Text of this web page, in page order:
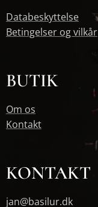
Databeskyttelse
Betingelser og vilkår
BUTIK
Om os
Kontakt
KONTAKT
jan@basilur.dk